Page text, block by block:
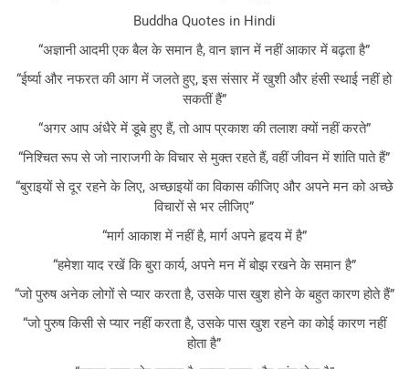
Buddha Quotes in Hindi
“अज्ञानी आदमी एक बैल के समान है, वान ज्ञान में नहीं आकार में बढ़ता है”
“ईर्ष्या और नफरत की आग में जलते हुए, इस संसार में खुशी और हंसी स्थाई नहीं हो
सकतीं हैं”
“अगर आप अंधैरे में डूबे हुए हैं, तो आप प्रकाश की तलाश क्यों नहीं करते”
“निश्चित रूप से जो नाराजगी के विचार से मुक्त रहते हैं, वहीं जीवन में शांति पाते हैं”
“बुराइयों से दूर रहने के लिए, अच्छाइयों का विकास कीजिए और अपने मन को अच्छे
विचारों से भर लीजिए”
“मार्ग आकाश में नहीं है, मार्ग अपने हृदय में है”
“हमेशा याद रखें कि बुरा कार्य, अपने मन में बोझ रखने के समान है”
“जो पुरुष अनेक लोगों से प्यार करता है, उसके पास खुश होने के बहुत कारण होते हैं”
“जो पुरुष किसी से प्यार नहीं करता है, उसके पास खुश रहने का कोई कारण नहीं
होता है”